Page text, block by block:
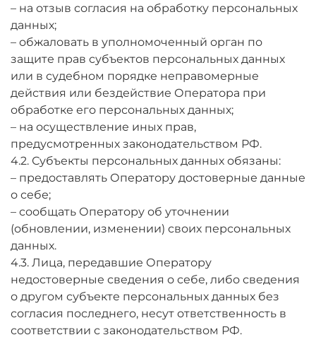
– на отзыв согласия на обработку персональных
данных;
– обжаловать в уполномоченный орган по
защите прав субъектов персональных данных
или в судебном порядке неправомерные
действия или бездействие Оператора при
обработке его персональных данных;
– на осуществление иных прав,
предусмотренных законодательством РФ.
4.2. Субъекты персональных данных обязаны:
– предоставлять Оператору достоверные данные
о себе;
– сообщать Оператору об уточнении
(обновлении, изменении) своих персональных
данных.
4.3. Лица, передавшие Оператору
недостоверные сведения о себе, либо сведения
о другом субъекте персональных данных без
согласия последнего, несут ответственность в
соответствии с законодательством РФ.